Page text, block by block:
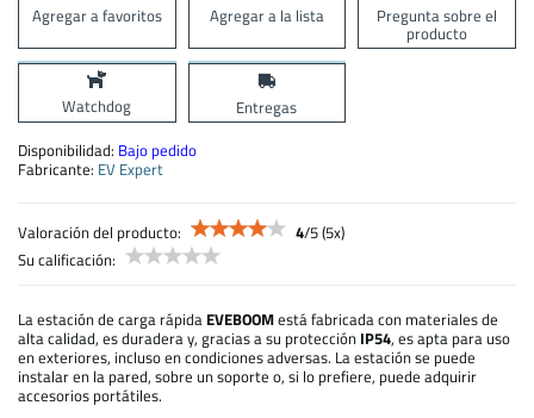
Agregar a favoritos Agregar a la lista Pregunta sobre el
producto
Watchdog
Entregas
Disponibilidad: Bajo pedido
Fabricante: EV Expert
Valoración del producto: 4/5(5x)
Su calificación:
La estación de carga rápida EVEBOOMestá fabricada con materiales de
alta calidad, es duradera y, gracias a su protección IP54, es apta para uso
en exteriores, incluso en condiciones adversas. La estación se puede
instalar en la pared, sobre un soporte o, si lo prefiere, puede adquirir
accesorios portátiles.